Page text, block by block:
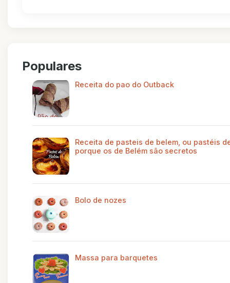
Populares
Receita do pao do Outback
Receita de pasteis de belem, ou pastéis
porque os de Belém são secretos
Bolo de nozes
Massa para barquetes